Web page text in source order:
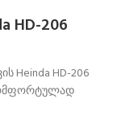
HD-206
Heinda HD-206